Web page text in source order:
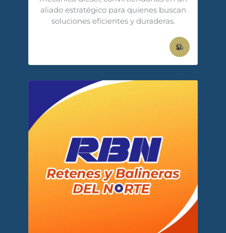
aliado estratégico para quienes buscan
soluciones eficientes y duraderas.